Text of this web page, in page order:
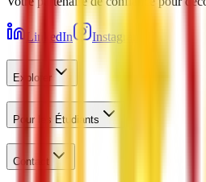
LinkedIn Instagram
Explorer
Pour les Étudiants
Contact